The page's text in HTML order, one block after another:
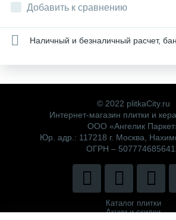
Добавить к сравнению
Наличный и безналичный расчет,
© 2022 plitkaCity.ru
Интернет-магазин плитки и
ООО «Ангелик
Юр. адр.: 117218 г. Москва,
ОГРН –
Каталог плитки
Акции и скидки